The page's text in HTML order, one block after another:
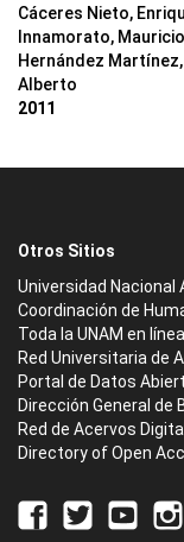
Cáceres Nieto,
Innamorato, Mauricio
Hernández
Alberto
2011
Otros Sitios
Universidad Nacional
Coordinación de
Toda la UNAM en línea
Red Universitaria de
Portal de Datos
Dirección General de
Red de Acervos
Directory of Open